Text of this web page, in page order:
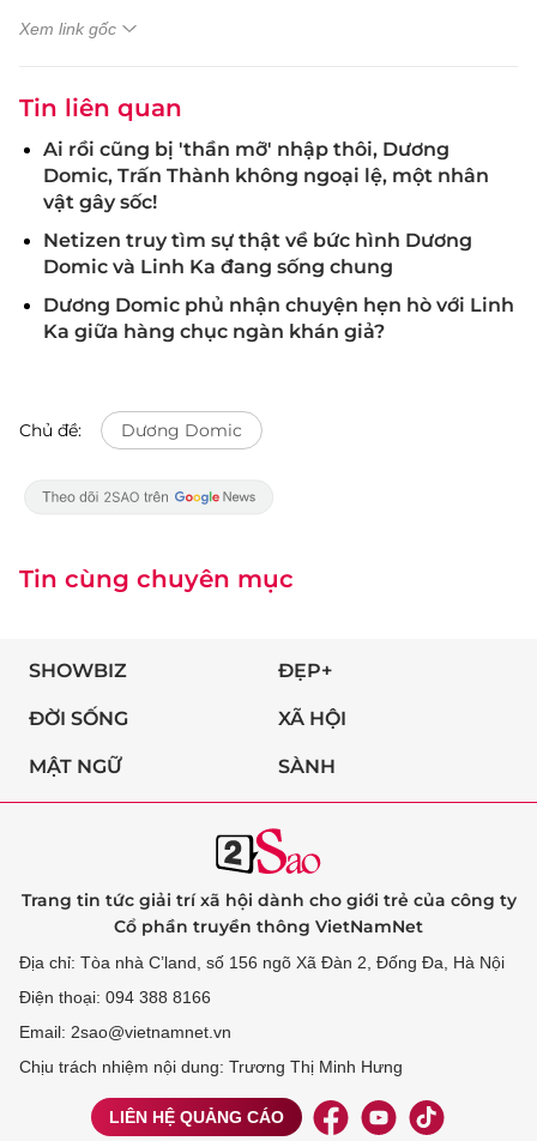
Xem link gốc
Tin liên quan
Ai rồi cũng bị 'thần mỡ' nhập thôi, Dương
Domic, Trấn Thành không ngoại lệ, một nhân
vật gây sốc!
Netizen truy tìm sự thật về bức hình Dương
Domic và Linh Ka đang sống chung
Dương Domic phủ nhận chuyện hẹn hò với Linh
Ka giữa hàng chục ngàn khán giả?
Chủ đề: Dương Domic
Tin cùng chuyên mục
SHOWBIZ ĐẸP+
ĐỜI SỐNG XÃ HỘI
MẬT NGỮ SÀNH
Trang tin tức giải trí xã hội dành cho giới trẻ của công ty
Cổ phần truyền thông VietNamNet
Địa chỉ: Tòa nhà C’land, số 156 ngõ Xã Đàn 2, Đống Đa, Hà Nội
Điện thoại: 094 388 8166
Email: 2sao@vietnamnet.vn
Chịu trách nhiệm nội dung: Trương Thị Minh Hưng
LIÊN HỆ QUẢNG CÁO